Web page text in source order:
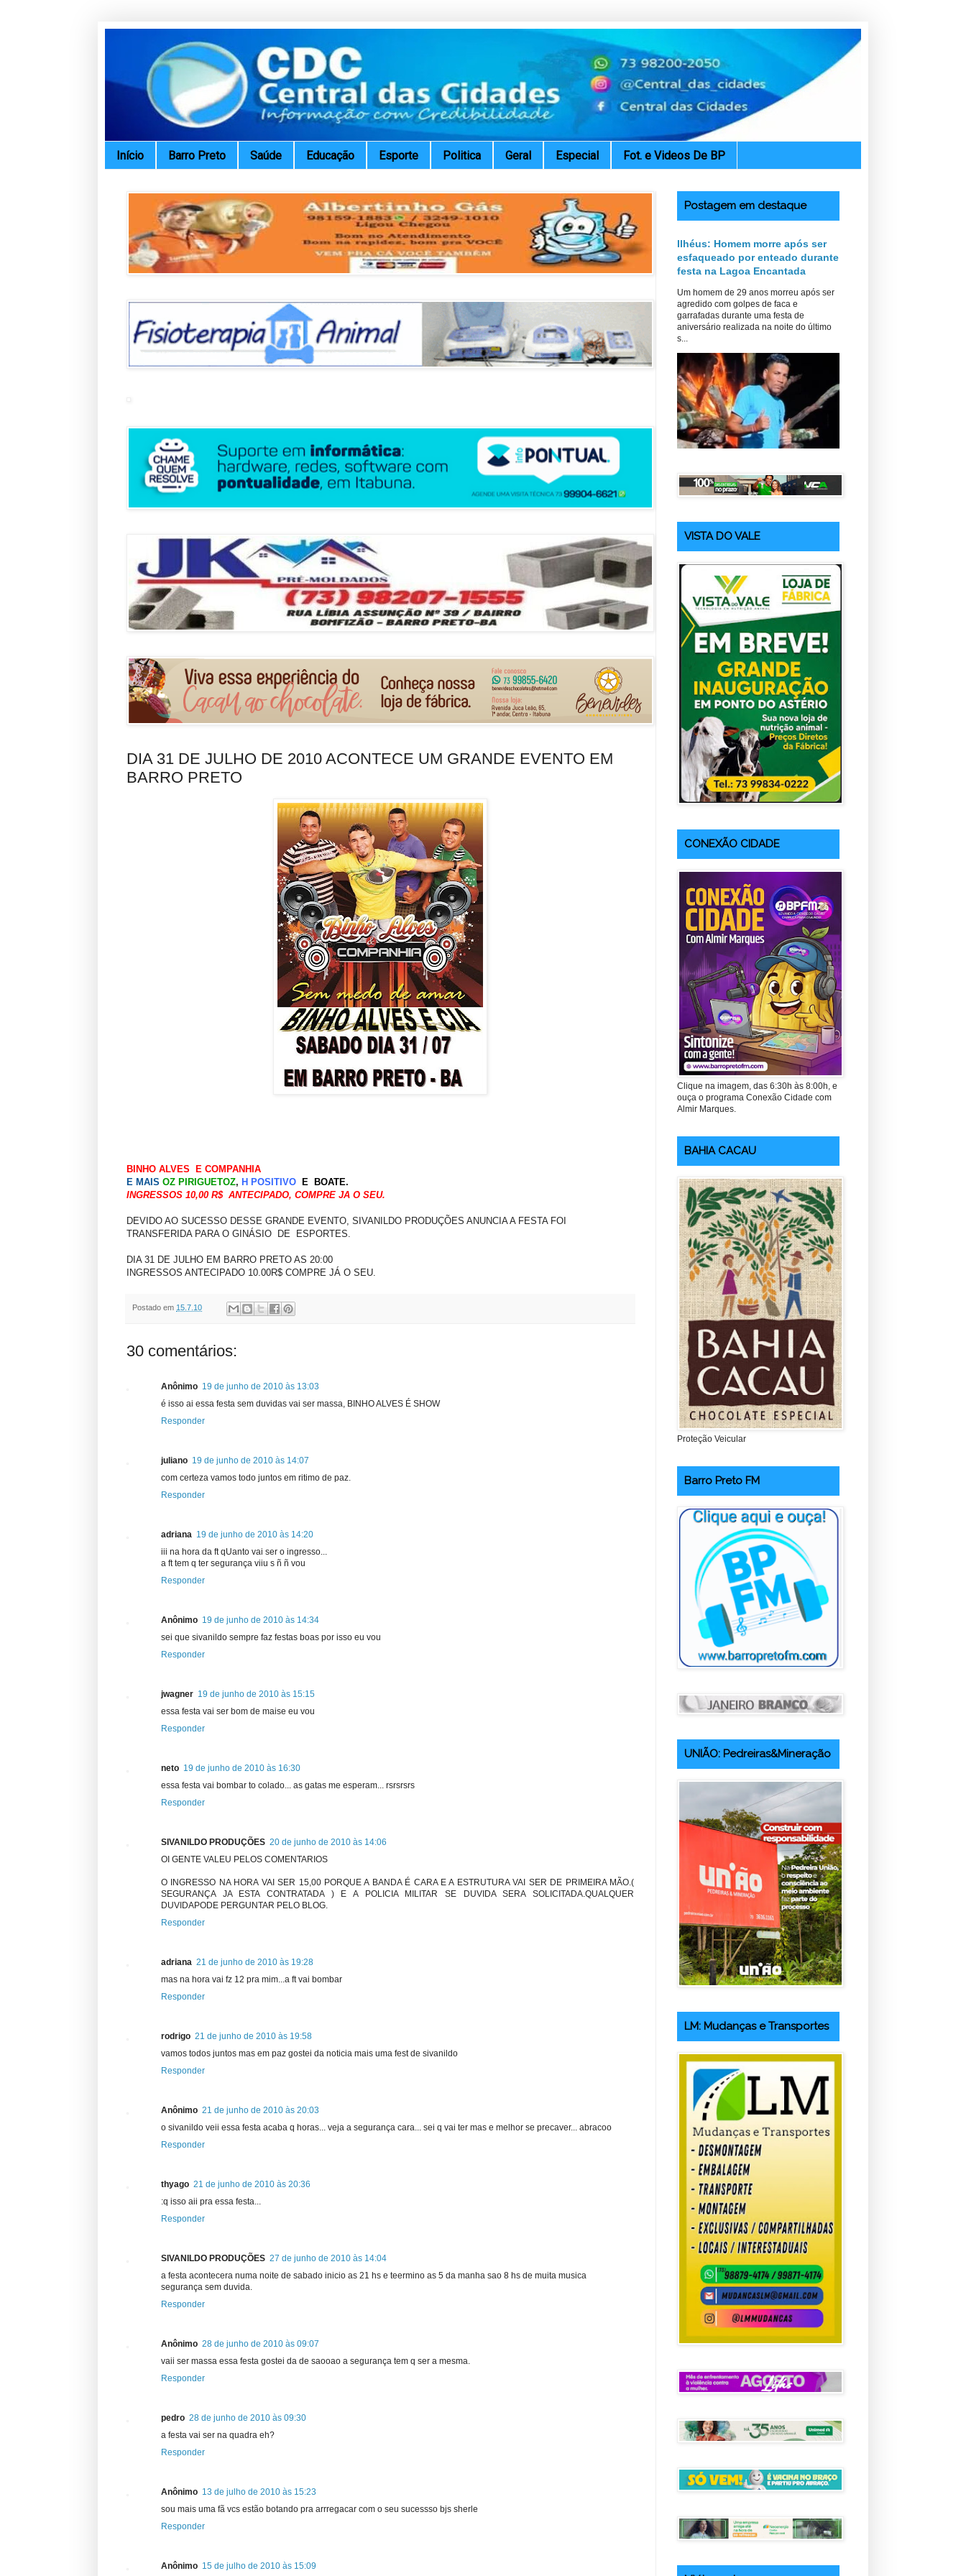
Início Barro Preto Saúde Educação Esporte Politica Geral Especial Fot. e Videos De BP
DIA 31 DE JULHO DE 2010 ACONTECE UM GRANDE EVENTO EM
BARRO PRETO
BINHO ALVES E COMPANHIA
E MAIS OZ PIRIGUETOZ, H POSITIVO E BOATE.
INGRESSOS 10,00 R$ ANTECIPADO, COMPRE JA O SEU.
DEVIDO AO SUCESSO DESSE GRANDE EVENTO, SIVANILDO PRODUÇÕES ANUNCIA A FESTA FOI
TRANSFERIDA PARA O GINÁSIO DE ESPORTES.
DIA 31 DE JULHO EM BARRO PRETO AS 20:00
INGRESSOS ANTECIPADO 10.00R$ COMPRE JÁ O SEU.
Postado em 15.7.10
30 comentários:
Anônimo 19 de junho de 2010 às 13:03
é isso ai essa festa sem duvidas vai ser massa, BINHO ALVES É SHOW
Responder
juliano 19 de junho de 2010 às 14:07
com certeza vamos todo juntos em ritimo de paz.
Responder
adriana 19 de junho de 2010 às 14:20
iii na hora da ft qUanto vai ser o ingresso...
a ft tem q ter segurança viiu s ñ ñ vou
Responder
Anônimo 19 de junho de 2010 às 14:34
sei que sivanildo sempre faz festas boas por isso eu vou
Responder
jwagner 19 de junho de 2010 às 15:15
essa festa vai ser bom de maise eu vou
Responder
neto 19 de junho de 2010 às 16:30
essa festa vai bombar to colado... as gatas me esperam... rsrsrsrs
Responder
SIVANILDO PRODUÇÕES 20 de junho de 2010 às 14:06
OI GENTE VALEU PELOS COMENTARIOS
O INGRESSO NA HORA VAI SER 15,00 PORQUE A BANDA É CARA E A ESTRUTURA VAI SER DE PRIMEIRA MÃO.(
SEGURANÇA JA ESTA CONTRATADA ) E A POLICIA MILITAR SE DUVIDA SERA SOLICITADA.QUALQUER
DUVIDAPODE PERGUNTAR PELO BLOG.
Responder
adriana 21 de junho de 2010 às 19:28
mas na hora vai fz 12 pra mim...a ft vai bombar
Responder
rodrigo 21 de junho de 2010 às 19:58
vamos todos juntos mas em paz gostei da noticia mais uma fest de sivanildo
Responder
Anônimo 21 de junho de 2010 às 20:03
o sivanildo veii essa festa acaba q horas... veja a segurança cara... sei q vai ter mas e melhor se precaver... abracoo
Responder
thyago 21 de junho de 2010 às 20:36
:q isso aii pra essa festa...
Responder
SIVANILDO PRODUÇÕES 27 de junho de 2010 às 14:04
a festa acontecera numa noite de sabado inicio as 21 hs e teermino as 5 da manha sao 8 hs de muita musica
segurança sem duvida.
Responder
Anônimo 28 de junho de 2010 às 09:07
vaii ser massa essa festa gostei da de saooao a segurança tem q ser a mesma.
Responder
pedro 28 de junho de 2010 às 09:30
a festa vai ser na quadra eh?
Responder
Anônimo 13 de julho de 2010 às 15:23
sou mais uma fã vcs estão botando pra arrregacar com o seu sucessso bjs sherle
Responder
Anônimo 15 de julho de 2010 às 15:09
Postagem em destaque
Ilhéus: Homem morre após ser
esfaqueado por enteado durante
festa na Lagoa Encantada
Um homem de 29 anos morreu após ser
agredido com golpes de faca e
garrafadas durante uma festa de
aniversário realizada na noite do último
s...
VISTA DO VALE
CONEXÃO CIDADE
Clique na imagem, das 6:30h às 8:00h, e
ouça o programa Conexão Cidade com
Almir Marques.
BAHIA CACAU
Proteção Veicular
Barro Preto FM
UNIÃO: Pedreiras&Mineração
LM: Mudanças e Transportes